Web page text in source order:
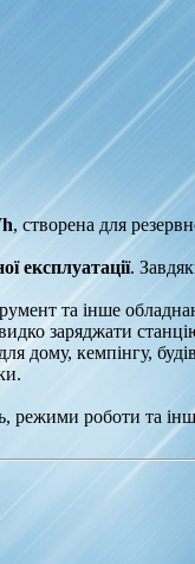
, створена для
експлуатації.
та інше
заряджати
дому, кемпінгу,
режими роботи та